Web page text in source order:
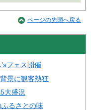
ページの先頭へ戻る
フェス開催
景に観客熱狂
大盛況
るさとの味